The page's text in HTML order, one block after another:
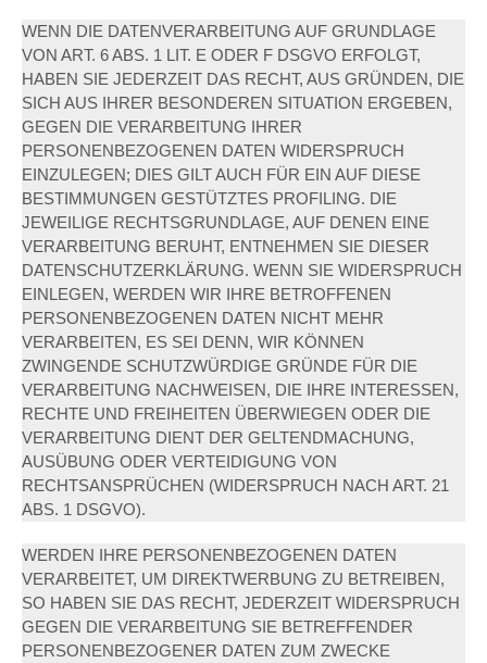
WENN DIE DATENVERARBEITUNG AUF GRUNDLAGE
VON ART. 6 ABS. 1 LIT. E ODER F DSGVO ERFOLGT,
HABEN SIE JEDERZEIT DAS RECHT, AUS GRÜNDEN, DIE
SICH AUS IHRER BESONDEREN SITUATION ERGEBEN,
GEGEN DIE VERARBEITUNG IHRER
PERSONENBEZOGENEN DATEN WIDERSPRUCH
EINZULEGEN; DIES GILT AUCH FÜR EIN AUF DIESE
BESTIMMUNGEN GESTÜTZTES PROFILING. DIE
JEWEILIGE RECHTSGRUNDLAGE, AUF DENEN EINE
VERARBEITUNG BERUHT, ENTNEHMEN SIE DIESER
DATENSCHUTZERKLÄRUNG. WENN SIE WIDERSPRUCH
EINLEGEN, WERDEN WIR IHRE BETROFFENEN
PERSONENBEZOGENEN DATEN NICHT MEHR
VERARBEITEN, ES SEI DENN, WIR KÖNNEN
ZWINGENDE SCHUTZWÜRDIGE GRÜNDE FÜR DIE
VERARBEITUNG NACHWEISEN, DIE IHRE INTERESSEN,
RECHTE UND FREIHEITEN ÜBERWIEGEN ODER DIE
VERARBEITUNG DIENT DER GELTENDMACHUNG,
AUSÜBUNG ODER VERTEIDIGUNG VON
RECHTSANSPRÜCHEN (WIDERSPRUCH NACH ART. 21
ABS. 1 DSGVO).
WERDEN IHRE PERSONENBEZOGENEN DATEN
VERARBEITET, UM DIREKTWERBUNG ZU BETREIBEN,
SO HABEN SIE DAS RECHT, JEDERZEIT WIDERSPRUCH
GEGEN DIE VERARBEITUNG SIE BETREFFENDER
PERSONENBEZOGENER DATEN ZUM ZWECKE